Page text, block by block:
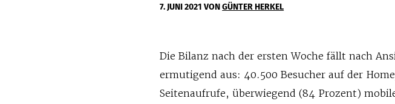
7. JUNI 2021VONGÜNTER HERKEL
Die Bilanz nach der ersten Woche fällt nach
ermutigend aus: 40.500 Besucher auf der
Seitenaufrufe, überwiegend (84 Prozent)